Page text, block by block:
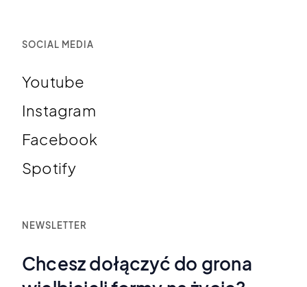
SOCIAL MEDIA
Youtube
Instagram
Facebook
Spotify
NEWSLETTER
Chcesz dołączyć do grona